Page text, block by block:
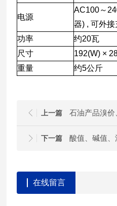
电源
AC100～
器) , 可外
功率
约20瓦
尺寸
192(W) ×
重量
约5公斤
上一篇 石油产品溴
下一篇
在线留言